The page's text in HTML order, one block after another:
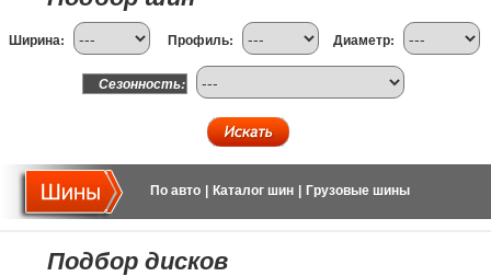
Ширина: Профиль: Диаметр:
Сезонность:
По авто Каталог шин Грузовые шины
Подбор дисков